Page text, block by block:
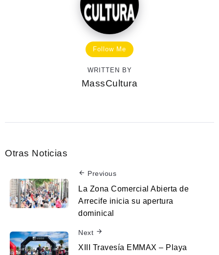
Follow Me
WRITTEN BY
MassCultura
Otras Noticias
Previous
La Zona Comercial Abierta de
Arrecife inicia su apertura
dominical
Next
XIII Travesía EMMAX – Playa